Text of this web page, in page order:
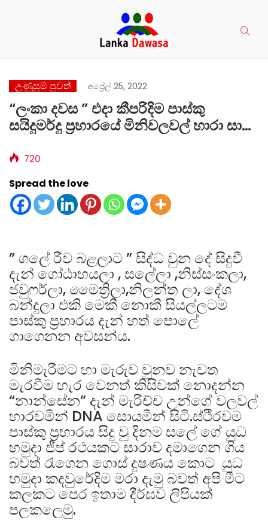
උණුසුම් පුවත් අප්‍රේල් 25, 2022
“ලංකා දවස ” එදා කීපරිදිම පාස්කු
සයිදුමර්දු ප්‍රහාරයේ මිනිවලවල් හාරා සාරා
යමක් හමුවේයි
720
Spread the love
” ගලේ රීව බළලාට ” සිද්ධ වුන දේ සිදුවී
දැන් ගෝඨාභයලා , සලේලා ,නිස්සංකලා,
ජවුෆර්ලා, මෛත්‍රිලා,නිලන්ත ලා, දේශ
බන්දුලා එකි මෙකී නොකී සියල්ලටම
පාස්කු ප්‍රහාරය දැන් හත් පොලේ
ගාගෙනන අවසන්ය.
මිනිමැරීමට හා මැරුව වුනව නැවත
මැරවීම හැර වෙනත් කිසිවක් නොදන්න
“නාන්සේන” දැන් මැරිච්ච උන්ගේ වලවල්
හාරවමින් DNA සොයමින් සිටි.ස්ථිරවම
පාස්කු ප්‍රහාරය සිදු වු දිනම සලේ ගේ යුධ
හමුදා ජීප් රථයකට සාරාව දමාගෙන ගිය
බවත් රැගෙන ගොස් දුෂණය කොට යුධ
හමුදා කදවුරේදිම මරා දැමු බවත් අපි මීට
කලකට පෙර ඉතාම දීර්ඝව ලිපියක්
පලකලෙමු.